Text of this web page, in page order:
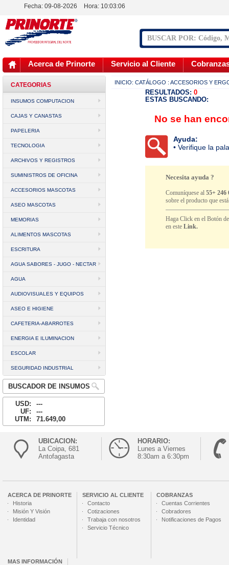
Fecha: 09-08-2026 Hora: 10:03:06
Acerca de Prinorte Servicio al Cliente
CATEGORIAS
INSUMOS COMPUTACION
CAJAS Y CANASTAS
PAPELERIA
TECNOLOGIA
ARCHIVOS Y REGISTROS
SUMINISTROS DE OFICINA
ACCESORIOS MASCOTAS
ASEO MASCOTAS
MEMORIAS
ALIMENTOS MASCOTAS
ESCRITURA
AGUA SABORES - JUGO - NECTAR
AGUA
AUDIOVISUALES Y EQUIPOS
ASEO E HIGIENE
CAFETERIA-ABARROTES
ENERGIA E ILUMINACION
ESCOLAR
SEGURIDAD INDUSTRIAL
BUSCADOR DE INSUMOS
USD:
---
UF:
---
UTM:
71.649,00
INICIO: CATÁLOGO : ACCESORIOS Y
RESULTADOS: 0
ESTAS BUSCANDO:
No se han
Ayuda:
• Verifique la
Necesita ayuda ?
Comuníquese al55+ 246
sobre el producto que
Haga Click en el Botón
en esteLink.
UBICACION:
La Coipa, 681
Antofagasta
HORARIO:
Lunes a Viernes
8:30am a 6:30pm
ACERCA DE PRINORTE
Historia
Misión Y Visión
Identidad
SERVICIO AL CLIENTE
Contacto
Cotizaciones
Trabaja con nosotros
Servicio Técnico
COBRANZAS
Cuentas Corrientes
Cobradores
Notificaciones de Pagos
MAS INFORMACIÓN